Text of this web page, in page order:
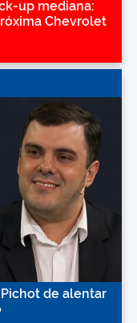
up mediana:
Chevrolet
de alentar